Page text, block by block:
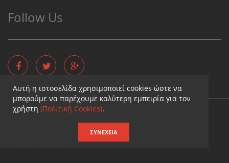
Follow Us
Copyright © - Diaititis.gr - All Rights Reserved.
Σχεδιασμός & κατασκευή ιστοσελίδων
Καταχωρηση επιχειρησης
Αυτή η ιστοσελίδα χρησιμοποιεί cookies ώστε να
μπορούμε να παρέχουμε καλύτερη εμπειρία για τον
χρήστη (Πολιτική Cookies).
ΣΥΝΈΧΕΙΑ